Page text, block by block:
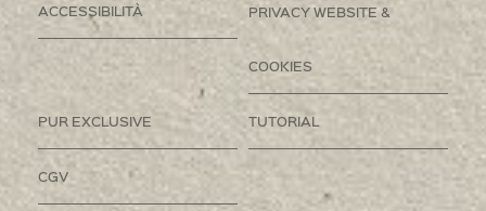
ACCESSIBILITÀ PRIVACY WEBSITE &
COOKIES
PUR EXCLUSIVE TUTORIAL
CGV